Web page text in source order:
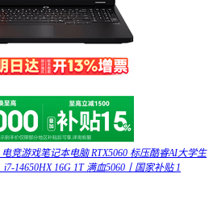
竞游戏笔记本电脑 RTX5060 标压酷睿AI大学生
14650HX 16G 1T 满血5060丨国家补贴 1